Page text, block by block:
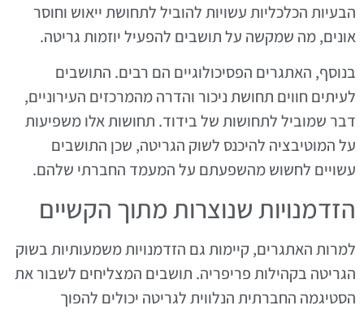
הבעיות הכלכליות עשויות להוביל לתחושת ייאוש וחוסר
אונים, מה שמקשה על תושבים להפעיל יוזמות גריטה.
בנוסף, האתגרים הפסיכולוגיים הם רבים. התושבים
לעיתים חווים תחושת ניכור והדרה מהמרכזים העירוניים,
דבר שמוביל לתחושות של בידוד. תחושות אלו משפיעות
על המוטיבציה להיכנס לשוק הגריטה, שכן התושבים
עשויים לחשוש מהשפעתם על המעמד החברתי שלהם.
הזדמנויות שנוצרות מתוך הקשיים
למרות האתגרים, קיימות גם הזדמנויות משמעותיות בשוק
הגריטה בקהילות פריפריה. תושבים המצליחים לשבור את
הסטיגמה החברתית הנלווית לגריטה יכולים להפוך